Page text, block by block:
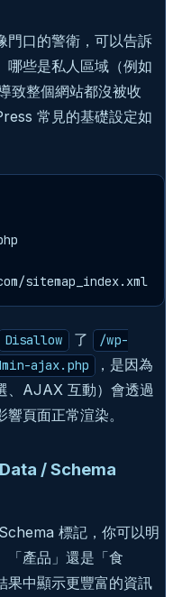
門口的警衛，可以告訴
哪些是私人區域（例如
致整個網站都沒被收
常見的基礎設定如
sitemap_index.xml
Disallow 了
/wp-
ajax.php
，是因為
、AJAX 互動）會透過
頁面正常渲染。
/ Schema
標記，你可以明
「產品」還是「食
果中顯示更豐富的資訊